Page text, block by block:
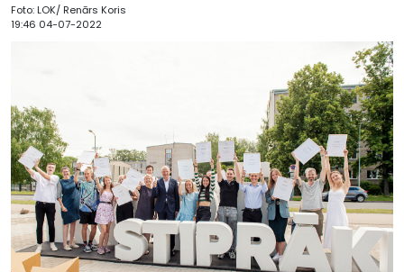
Foto: LOK/ Renārs Koris
19:46 04-07-2022